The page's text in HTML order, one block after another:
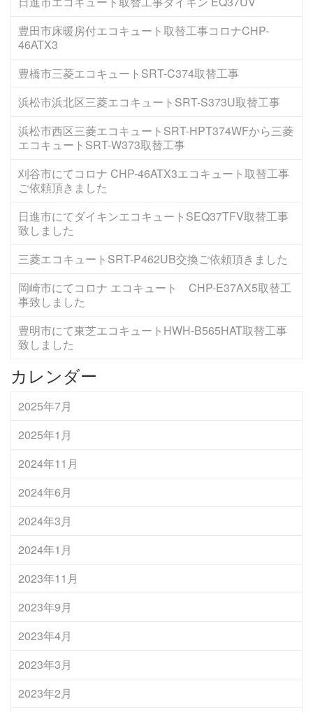
豊田市床暖房付エコキュート取替工事コロナCHP-
46ATX3
豊橋市三菱エコキュートSRT-C374取替工事
浜松市浜北区三菱エコキュートSRT-S373U取替工事
浜松市西区三菱エコキュートSRT-HPT374WFから三菱
エコキュートSRT-W373取替工事
刈谷市にてコロナ CHP-46ATX3エコキュート取替工事
ご依頼頂きました
日進市にてダイキンエコキュートSEQ37TFV取替工事
致しました
三菱エコキュートSRT-P462UB交換ご依頼頂きました
岡崎市にてコロナ エコキュート CHP-E37AX5取替工
事致しました
豊明市にて東芝エコキュートHWH-B565HAT取替工事
致しました
カレンダー
2025年7月
2025年1月
2024年11月
2024年6月
2024年3月
2024年1月
2023年11月
2023年9月
2023年4月
2023年3月
2023年2月